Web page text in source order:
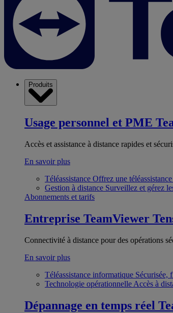
Produits
Usage personnel et PME
Accès et assistance à distance rapides et
En savoir plus
Téléassistance Offrez une
Gestion à distance Surveillez et gérez
Abonnements et tarifs
Entreprise TeamViewer
Connectivité à distance pour des opérations
En savoir plus
Téléassistance informatique Sécurisée,
Technologie opérationnelle Accès à
Dépannage en temps réel